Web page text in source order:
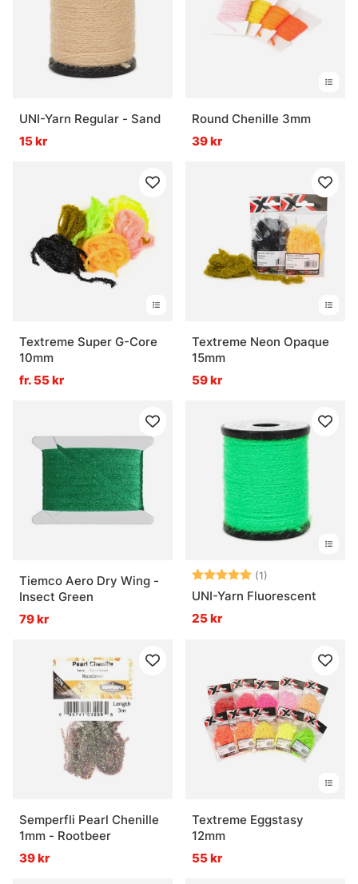
UNI-Yarn Regular - Sand
15 kr
Round Chenille 3mm
39 kr
Textreme Super G-Core
10mm
fr. 55 kr
Textreme Neon Opaque
15mm
59 kr
Tiemco Aero Dry Wing -
Insect Green
79 kr
Betyg: (1)
UNI-Yarn Fluorescent
25 kr
Semperfli Pearl Chenille
1mm - Rootbeer
39 kr
Textreme Eggstasy
12mm
55 kr